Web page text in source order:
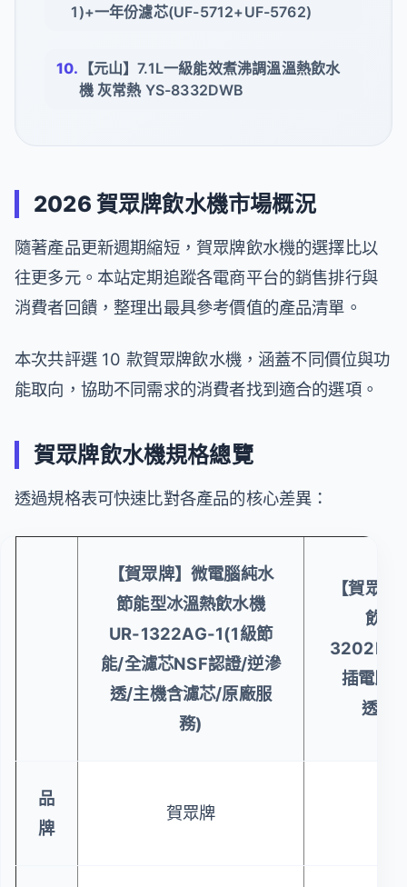
1)+一年份濾芯(UF-5712+UF-5762)
【元山】7.1L一級能效煮沸調溫溫熱飲水
機 灰常熱 YS-8332DWB
2026 賀眾牌飲水機市場概況
隨著產品更新週期縮短，賀眾牌飲水機的選擇比以
往更多元。本站定期追蹤各電商平台的銷售排行與
消費者回饋，整理出最具參考價值的產品清單。
本次共評選 10 款賀眾牌飲水機，涵蓋不同價位與功
能取向，協助不同需求的消費者找到適合的選項。
賀眾牌飲水機規格總覽
透過規格表可快速比對各產品的核心差異：
【賀眾牌】微電腦純水
節能型冰溫熱飲水機
UR-1322AG-1(1級節
能/全濾芯NSF認證/逆滲
透/主機含濾芯/原廠服
務)
【賀眾
飲水
插電即
透/
品
牌
賀眾牌